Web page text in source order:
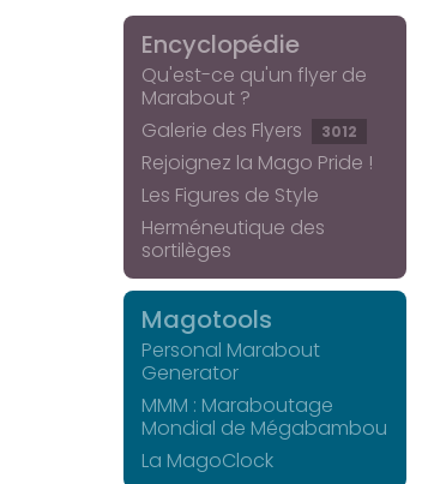
Encyclopédie
Qu'est-ce qu'un flyer de
Marabout ?
Galerie des Flyers
3012
Rejoignez la Mago Pride !
Les Figures de Style
Herméneutique des
sortilèges
Magotools
Personal Marabout
Generator
MMM : Maraboutage
Mondial de Mégabambou
La MagoClock